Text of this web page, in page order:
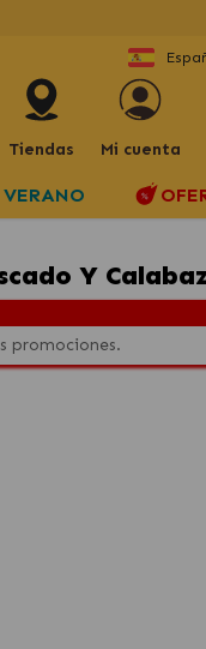
Tiendas Mi cuenta
VERANO
Y
promociones.